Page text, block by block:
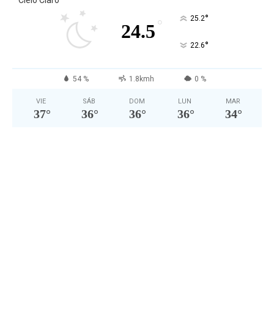
24.5 ° 25.2°
22.6°
54 % 1.8kmh 0 %
VIE
37°
SÁB
36°
DOM
36°
LUN
36°
MAR
34°